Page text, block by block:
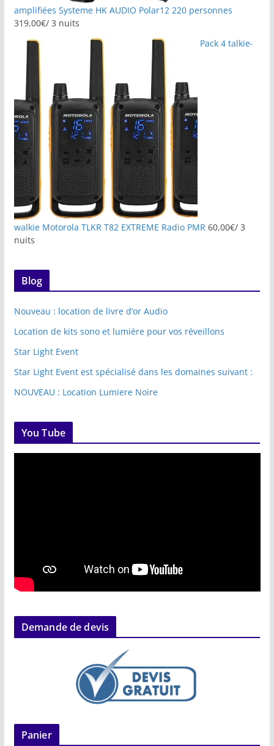
amplifiées Systeme HK AUDIO Polar12 220 personnes
319,00€/ 3 nuits
Pack 4 talkie-
walkie Motorola TLKR T82 EXTREME Radio PMR 60,00€/ 3
nuits
Blog
Nouveau : location de livre d’or Audio
Location de kits sono et lumière pour vos réveillons
Star Light Event
Star Light Event est spécialisé dans les domaines suivant :
NOUVEAU : Location Lumiere Noire
You Tube
Demande de devis
Panier